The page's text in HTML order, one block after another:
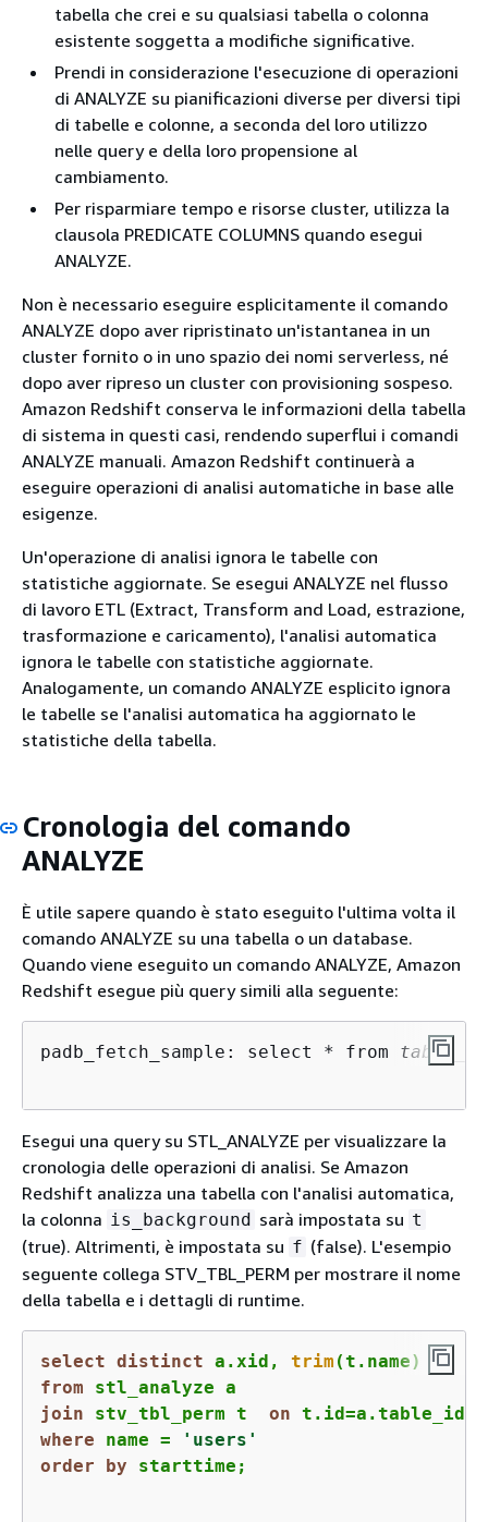
tabella che crei e su qualsiasi tabella o colonna
esistente soggetta a modifiche significative.
Prendi in considerazione l'esecuzione di operazioni
di ANALYZE su pianificazioni diverse per diversi tipi
di tabelle e colonne, a seconda del loro utilizzo
nelle query e della loro propensione al
cambiamento.
Per risparmiare tempo e risorse cluster, utilizza la
clausola PREDICATE COLUMNS quando esegui
ANALYZE.
Non è necessario eseguire esplicitamente il comando
ANALYZE dopo aver ripristinato un'istantanea in un
cluster fornito o in uno spazio dei nomi serverless, né
dopo aver ripreso un cluster con provisioning sospeso.
Amazon Redshift conserva le informazioni della tabella
di sistema in questi casi, rendendo superflui i comandi
ANALYZE manuali. Amazon Redshift continuerà a
eseguire operazioni di analisi automatiche in base alle
esigenze.
Un'operazione di analisi ignora le tabelle con
statistiche aggiornate. Se esegui ANALYZE nel flusso
di lavoro ETL (Extract, Transform and Load, estrazione,
trasformazione e caricamento), l'analisi automatica
ignora le tabelle con statistiche aggiornate.
Analogamente, un comando ANALYZE esplicito ignora
le tabelle se l'analisi automatica ha aggiornato le
statistiche della tabella.
Cronologia del comando
ANALYZE
È utile sapere quando è stato eseguito l'ultima volta il
comando ANALYZE su una tabella o un database.
Quando viene eseguito un comando ANALYZE, Amazon
Redshift esegue più query simili alla seguente:
padb_fetch_sample: select * from
Esegui una query su STL_ANALYZE per visualizzare la
cronologia delle operazioni di analisi. Se Amazon
Redshift analizza una tabella con l'analisi automatica,
la colonna is_background sarà impostata su t
(true). Altrimenti, è impostata su f (false). L'esempio
seguente collega STV_TBL_PERM per mostrare il nome
della tabella e i dettagli di runtime.
select distinct a.xid, trim (t.name) as
from
join stv_tbl_perm t on t.id=
where name =
'users'
order
by starttime;